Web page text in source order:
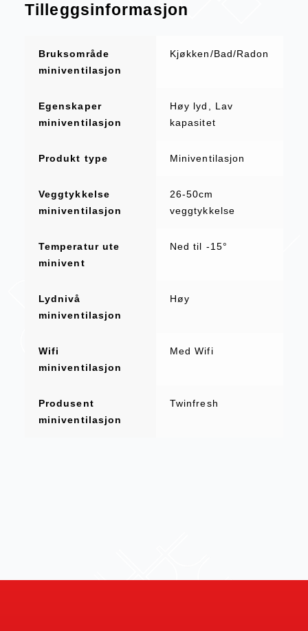
Tilleggsinformasjon
Bruksområde
miniventilasjon
Kjøkken/Bad/Radon
Egenskaper
miniventilasjon
Høy lyd, Lav
kapasitet
Produkt type Miniventilasjon
Veggtykkelse
miniventilasjon
26-50cm
veggtykkelse
Temperatur ute
minivent
Ned til -15°
Lydnivå
miniventilasjon
Høy
Wifi
miniventilasjon
Med Wifi
Produsent
miniventilasjon
Twinfresh